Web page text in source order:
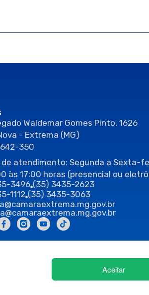
Aceitar
Waldemar Gomes Pinto, 1626
- Extrema (MG)
350
de atendimento: Segunda a Sexta-
às 17:00 horas (presencial ou
3496 (35) 3435-2623
1112 (35) 3435-3063